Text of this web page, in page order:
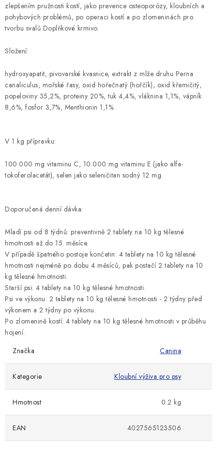
zlepšením pružnosti kostí, jako prevence osteoporózy, kloubních a
pohybových problémů, po operaci kostí a po zlomeninách pro
tvorbu svalů Doplňkové krmivo.
Složení:
hydroxyapatit, pivovarské kvasnice, extrakt z mlže druhu Perna
canaliculus, mořské řasy, oxid hořečnatý (hořčík), oxid křemičitý,
popeloviny 35,2%, proteiny 20%, tuk 4,4%, vláknina 1,1%, vápník
8,6%, fosfor 3,7%, Menthionin 1,1%.
V 1 kg přípravku:
100.000 mg vitaminu C, 10.000 mg vitaminu E (jako alfa-
tokoferolacetát), selen jako seleničitan sodný 12 mg.
Doporučená denní dávka:
Mladí psi od 8 týdnů: preventivně 2 tablety na 10 kg tělesné
hmotnosti až do 15. měsíce.
V případě špatného postoje končetin: 4 tablety na 10 kg tělesné
hmotnosti nejméně po dobu 4 měsíců, pak postačí 2 tablety na 10
kg tělesné hmotnosti.
Starší psi: 4 tablety na 10 kg tělesné hmotnosti.
Psi ve výkonu: 2 tablety na 10 kg tělesné hmotnosti - 2 týdny před
výkonem a 2 týdny po výkonu.
Po zlomenině kostí: 4 tablety na 10 kg tělesné hmotnosti v průběhu
hojení.
Značka
Canina
Kategorie Kloubní výživa pro psy
Hmotnost 0.2 kg
EAN 4027565123506